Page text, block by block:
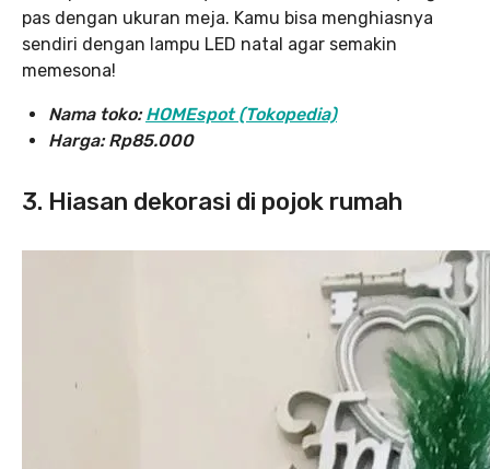
pas dengan ukuran meja. Kamu bisa menghiasnya
sendiri dengan lampu LED natal agar semakin
memesona!
Nama toko:HOMEspot (Tokopedia)
Harga: Rp85.000
3. Hiasan dekorasi di pojok rumah